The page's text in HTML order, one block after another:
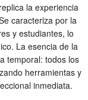
la experiencia
caracteriza por la
y estudiantes, lo
La esencia de la
temporal: todos los
herramientas y
inmediata.